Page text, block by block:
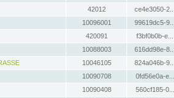
42012 ce4e3050-2...
10096001 99619dc5-9...
420091 f3bf0b0b-e...
10088003 616dd98e-8...
10046105 824a046b-9...
10090708 0fd56e0a-e...
10090408 560cf185-0...